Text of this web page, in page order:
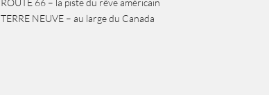
ROUTE 66 – la piste du rêve américain
TERRE NEUVE – au large du Canada